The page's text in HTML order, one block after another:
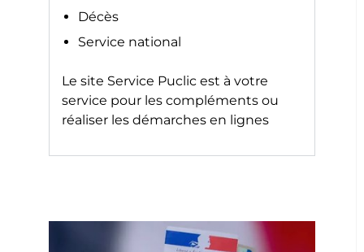
Décès
Service national
Le site Service Puclic est à votre
service pour les compléments ou
réaliser les démarches en lignes